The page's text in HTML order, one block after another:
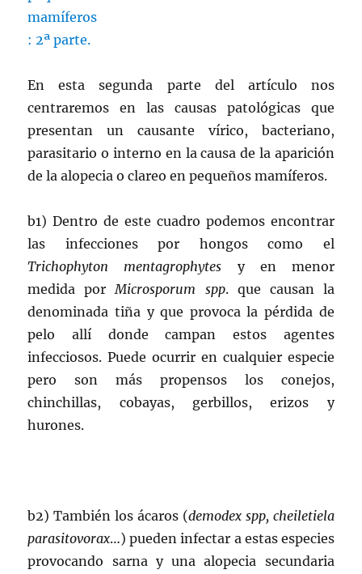
En esta segunda parte del artículo nos
centraremos en las causas patológicas que
presentan un causante vírico, bacteriano,
parasitario o interno en la causa de la aparición
de la alopecia o clareo en pequeños mamíferos.
b1) Dentro de este cuadro podemos encontrar
las infecciones por hongos como el
Trichophyton mentagrophytes y en menor
medida por Microsporum spp. que causan la
denominada tiña y que provoca la pérdida de
pelo allí donde campan estos agentes
infecciosos. Puede ocurrir en cualquier especie
pero son más propensos los conejos,
chinchillas, cobayas, gerbillos, erizos y
hurones.
b2) También los ácaros (demodex spp, cheiletiela
parasitovorax…) pueden infectar a estas especies
provocando sarna y una alopecia secundaria